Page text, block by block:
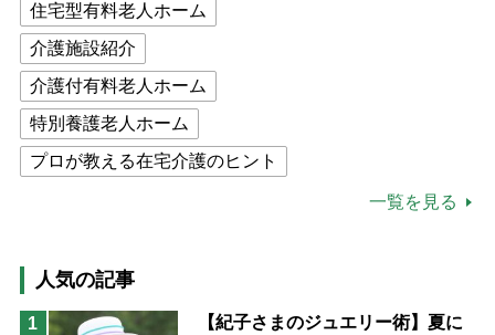
住宅型有料老人ホーム
介護施設紹介
介護付有料老人ホーム
特別養護老人ホーム
プロが教える在宅介護のヒント
猫が母になつきません
息子の遠距離介護サバイバル術
一覧を見る
人気の記事
1
【紀子さまのジュエリー術】夏に